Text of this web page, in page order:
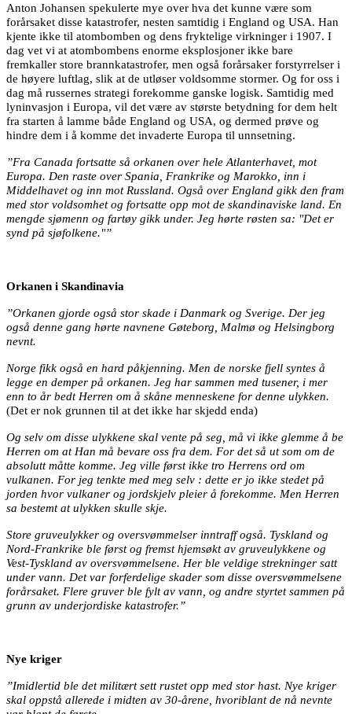
Anton Johansen spekulerte mye over hva det kunne være som
forårsaket disse katastrofer, nesten samtidig i England og USA. Han
kjente ikke til atombomben og dens fryktelige virkninger i 1907. I
dag vet vi at atombombens enorme eksplosjoner ikke bare
fremkaller store brannkatastrofer, men også forårsaker forstyrrelser i
de høyere luftlag, slik at de utløser voldsomme stormer. Og for oss i
dag må russernes strategi forekomme ganske logisk. Samtidig med
lyninvasjon i Europa, vil det være av største betydning for dem helt
fra starten å lamme både England og USA, og dermed prøve og
hindre dem i å komme det invaderte Europa til unnsetning.
”Fra Canada fortsatte så orkanen over hele Atlanterhavet, mot
Europa. Den raste over Spania, Frankrike og Marokko, inn i
Middelhavet og inn mot Russland. Også over England gikk den fram
med stor voldsomhet og fortsatte opp mot de skandinaviske land. En
mengde sjømenn og fartøy gikk under. Jeg hørte røsten sa: "Det er
synd på sjøfolkene."”
Orkanen i Skandinavia
”Orkanen gjorde også stor skade i Danmark og Sverige. Der jeg
også denne gang hørte navnene Gøteborg, Malmø og Helsingborg
nevnt.
Norge fikk også en hard påkjenning. Men de norske fjell syntes å
legge en demper på orkanen. Jeg har sammen med tusener, i mer
enn to år bedt Herren om å skåne menneskene for denne ulykken.
(Det er nok grunnen til at det ikke har skjedd enda)
Og selv om disse ulykkene skal vente på seg, må vi ikke glemme å be
Herren om at Han må bevare oss fra dem. For det så ut som om de
absolutt måtte komme. Jeg ville først ikke tro Herrens ord om
vulkanen. For jeg tenkte med meg selv : dette er jo ikke stedet på
jorden hvor vulkaner og jordskjelv pleier å forekomme. Men Herren
sa bestemt at ulykken skulle skje.
Store gruveulykker og oversvømmelser inntraff også. Tyskland og
Nord-Frankrike ble først og fremst hjemsøkt av gruveulykkene og
Vest-Tyskland av oversvømmelsene. Her ble veldige strekninger satt
under vann. Det var forferdelige skader som disse oversvømmelsene
forårsaket. Flere gruver ble fylt av vann, og andre styrtet sammen på
grunn av underjordiske katastrofer.”
Nye kriger
”Imidlertid ble det militært sett rustet opp med stor hast. Nye kriger
skal oppstå allerede i midten av 30-årene, hvoriblant de nå nevnte